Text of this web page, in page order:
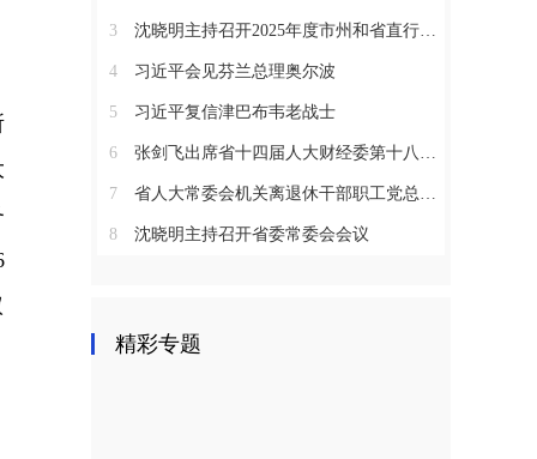
3 沈晓明主持召开2025年度市州和省直行业系统党（工）委书记抓基层党建工作述职评议会议
4 习近平会见芬兰总理奥尔波
5 习近平复信津巴布韦老战士
6 张剑飞出席省十四届人大财经委第十八次全体会议
7 省人大常委会机关离退休干部职工党总支召开2025年度总结表彰大会
8 沈晓明主持召开省委常委会会议
精彩专题